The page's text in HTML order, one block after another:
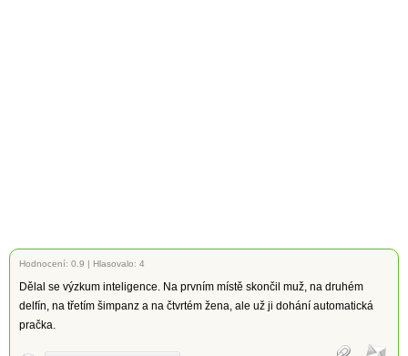
Hodnocení: 0.9 | Hlasovalo: 4
Dělal se výzkum inteligence. Na prvním místě skončil muž, na druhém
delfín, na třetím šimpanz a na čtvrtém žena, ale už ji dohání automatická
pračka.